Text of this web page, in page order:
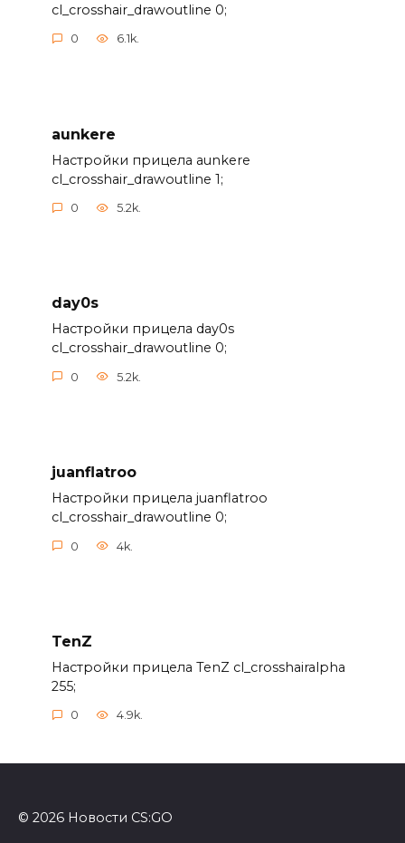
cl_crosshair_drawoutline 0;
0 6.1k.
aunkere
Настройки прицела aunkere
cl_crosshair_drawoutline 1;
0 5.2k.
day0s
Настройки прицела day0s
cl_crosshair_drawoutline 0;
0 5.2k.
juanflatroo
Настройки прицела juanflatroo
cl_crosshair_drawoutline 0;
0 4k.
TenZ
Настройки прицела TenZ cl_crosshairalpha
255;
0 4.9k.
© 2026 Новости CS:GO